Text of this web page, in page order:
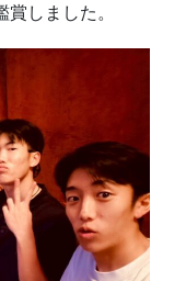
しました。